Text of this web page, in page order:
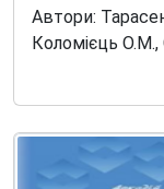
Автори:
Коломієць